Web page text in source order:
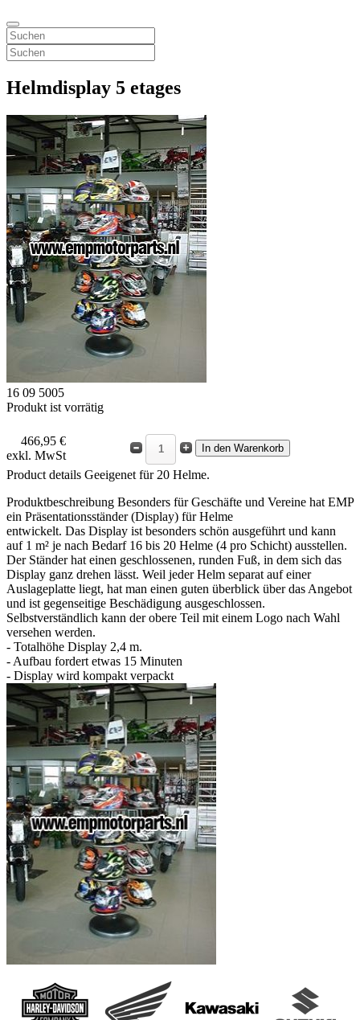
Helmdisplay 5 etages
16 09 5005
Produkt ist vorrätig
466,95 €
exkl. MwSt
Product details Geeigenet für 20 Helme.
Produktbeschreibung Besonders für Geschäfte und Vereine hat EMP
ein Präsentationsständer (Display) für Helme
entwickelt. Das Display ist besonders schön ausgeführt und kann
auf 1 m² je nach Bedarf 16 bis 20 Helme (4 pro Schicht) ausstellen.
Der Ständer hat einen geschlossenen, runden Fuß, in dem sich das
Display ganz drehen lässt. Weil jeder Helm separat auf einer
Auslageplatte liegt, hat man einen guten überblick über das Angebot
und ist gegenseitige Beschädigung ausgeschlossen.
Selbstverständlich kann der obere Teil mit einem Logo nach Wahl
versehen werden.
- Totalhöhe Display 2,4 m.
- Aufbau fordert etwas 15 Minuten
- Display wird kompakt verpackt